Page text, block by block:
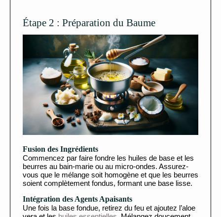
Étape 2 : Préparation du Baume
Fusion des Ingrédients
Commencez par faire fondre les huiles de base et les
beurres au bain-marie ou au micro-ondes. Assurez-
vous que le mélange soit homogène et que les beurres
soient complètement fondus, formant une base lisse.
Intégration des Agents Apaisants
Une fois la base fondue, retirez du feu et ajoutez l’aloe